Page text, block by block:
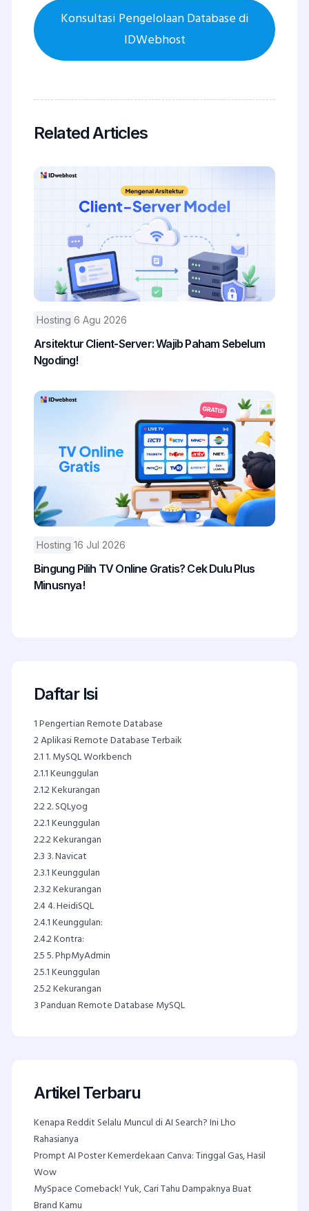
Konsultasi Pengelolaan Database di
IDWebhost
Related Articles
Hosting 6 Agu 2026
Arsitektur Client-Server: Wajib Paham Sebelum
Ngoding!
Hosting 16 Jul 2026
Bingung Pilih TV Online Gratis? Cek Dulu Plus
Minusnya!
Daftar Isi
1Pengertian Remote Database
2Aplikasi Remote Database Terbaik
2.11. MySQL Workbench
2.1.1Keunggulan
2.1.2Kekurangan
2.22. SQLyog
2.2.1Keunggulan
2.2.2Kekurangan
2.3 3. Navicat
2.3.1Keunggulan
2.3.2Kekurangan
2.44. HeidiSQL
2.4.1Keunggulan:
2.4.2Kontra:
2.55. PhpMyAdmin
2.5.1Keunggulan
2.5.2Kekurangan
3Panduan Remote Database MySQL
Artikel Terbaru
Kenapa Reddit Selalu Muncul di AI Search? Ini Lho
Rahasianya
Prompt AI Poster Kemerdekaan Canva: Tinggal Gas, Hasil
Wow
MySpace Comeback! Yuk, Cari Tahu Dampaknya Buat
Brand Kamu